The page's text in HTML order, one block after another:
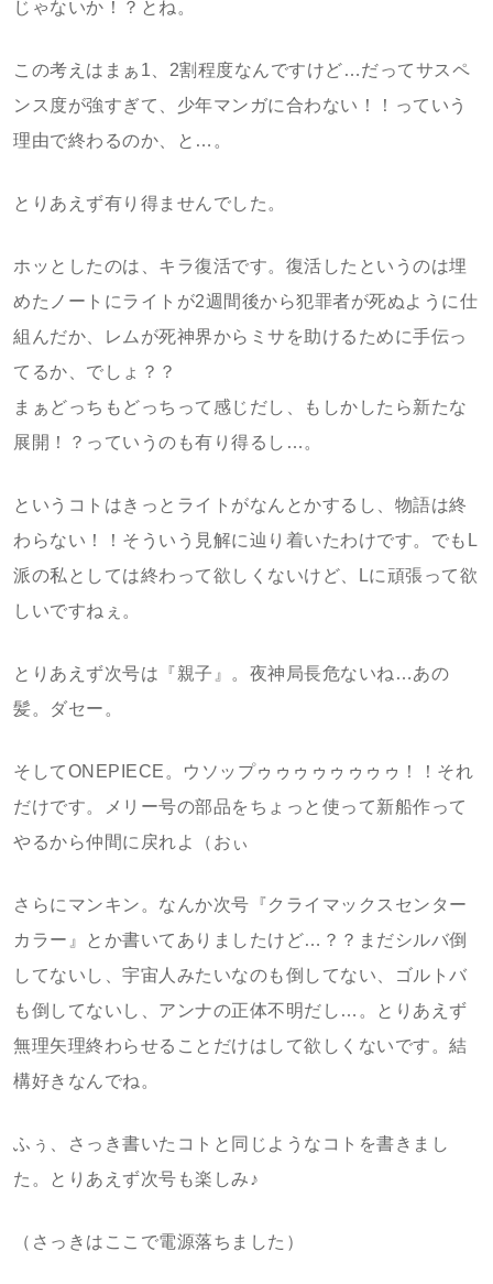
じゃないか！？とね。
この考えはまぁ1、2割程度なんですけど…だってサスペ
ンス度が強すぎて、少年マンガに合わない！！っていう
理由で終わるのか、と…。
とりあえず有り得ませんでした。
ホッとしたのは、キラ復活です。復活したというのは埋
めたノートにライトが2週間後から犯罪者が死ぬように仕
組んだか、レムが死神界からミサを助けるために手伝っ
てるか、でしょ？？
まぁどっちもどっちって感じだし、もしかしたら新たな
展開！？っていうのも有り得るし…。
というコトはきっとライトがなんとかするし、物語は終
わらない！！そういう見解に辿り着いたわけです。でもL
派の私としては終わって欲しくないけど、Lに頑張って欲
しいですねぇ。
とりあえず次号は『親子』。夜神局長危ないね…あの
髪。ダセー。
そしてONEPIECE。ウソップゥゥゥゥゥゥゥゥ！！それ
だけです。メリー号の部品をちょっと使って新船作って
やるから仲間に戻れよ（おぃ
さらにマンキン。なんか次号『クライマックスセンター
カラー』とか書いてありましたけど…？？まだシルバ倒
してないし、宇宙人みたいなのも倒してない、ゴルトバ
も倒してないし、アンナの正体不明だし…。とりあえず
無理矢理終わらせることだけはして欲しくないです。結
構好きなんでね。
ふぅ、さっき書いたコトと同じようなコトを書きまし
た。とりあえず次号も楽しみ♪
（さっきはここで電源落ちました）